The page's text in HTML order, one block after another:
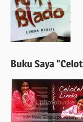
Buku Saya